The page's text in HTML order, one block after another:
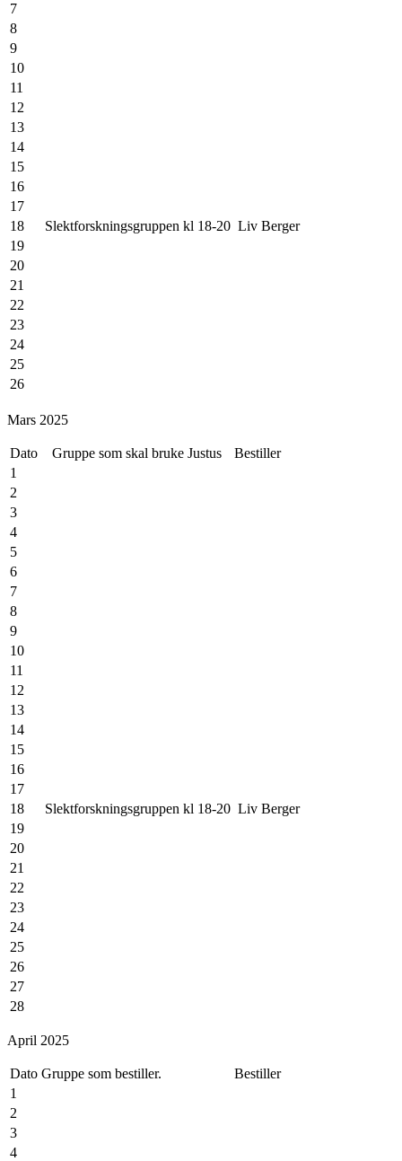
22
23
24
25
26
27
28
29
30
31
7
8
9
10
11
12
13
14
15
16
17
18
Slektforskningsgruppen kl 18-20 Liv Berger
19
20
21
22
23
24
25
26
28
Mars 2025
Dato Gruppe som skal bruke Justus
Bestiller
1
2
3
4
5
6
7
8
9
10
11
12
13
14
15
16
17
18
Slektforskningsgruppen kl 18-20 Liv Berger
19
20
21
22
23
24
25
26
27
28
30
31
April 2025
Dato Gruppe som bestiller.
Bestiller
1
2
3
4